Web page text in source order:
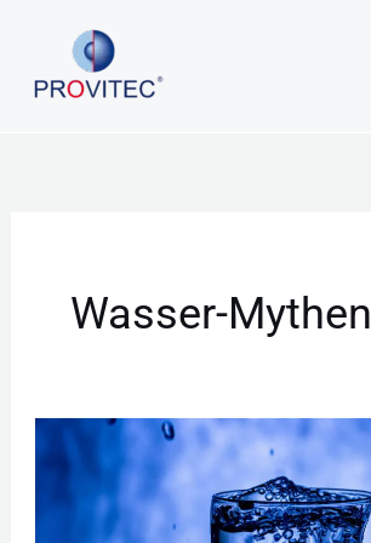
springen
Wasser-Mythen